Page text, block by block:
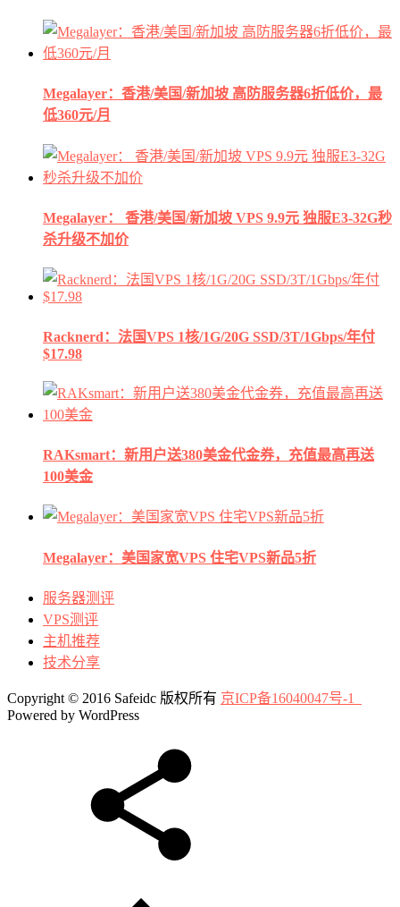
Megalayer：香港/美国/新加坡 高防服务器6折低价，最
低360元/月
Megalayer： 香港/美国/新加坡 VPS 9.9元 独服E3-32G秒
杀升级不加价
Racknerd：法国VPS 1核/1G/20G SSD/3T/1Gbps/年付
$17.98
RAKsmart：新用户送380美金代金券，充值最高再送
100美金
Megalayer：美国家宽VPS 住宅VPS新品5折
服务器测评
VPS测评
主机推荐
技术分享
Copyright © 2016 Safeidc 版权所有 京ICP备16040047号-1
Powered by WordPress